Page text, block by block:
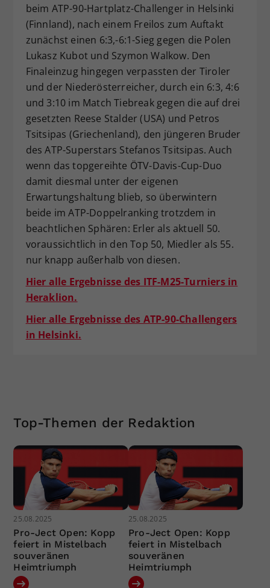
beim ATP-90-Hartplatz-Challenger in Helsinki
(Finnland), nach einem Freilos zum Auftakt
zunächst einen 6:3,-6:1-Sieg gegen die Polen
Lukasz Kubot und Szymon Walkow. Den
Finaleinzug hingegen verpassten der Tiroler
und der Niederösterreicher, durch ein 6:3, 4:6
und 3:10 im Match Tiebreak gegen die auf drei
gesetzten Reese Stalder (USA) und Petros
Tsitsipas (Griechenland), den jüngeren Bruder
des ATP-Superstars Stefanos Tsitsipas. Auch
wenn das topgereihte ÖTV-Davis-Cup-Duo
damit diesmal unter der eigenen
Erwartungshaltung blieb, so überwintern
beide im ATP-Doppelranking trotzdem in
beachtlichen Sphären: Erler als aktuell 50.
voraussichtlich in den Top 50, Miedler als 55.
nur knapp außerhalb von diesen.
Hier alle Ergebnisse des ITF-M25-Turniers in
Heraklion.
Hier alle Ergebnisse des ATP-90-Challengers
in Helsinki.
Top-Themen der Redaktion
25.08.2025
Pro-Ject Open: Kopp
feiert in Mistelbach
souveränen
Heimtriumph
25.08.2025
Pro-Ject Open: Kopp
feiert in Mistelbach
souveränen
Heimtriumph